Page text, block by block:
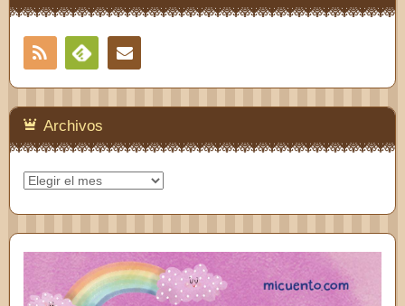
RSS
Feedly
Archivos
Archivos